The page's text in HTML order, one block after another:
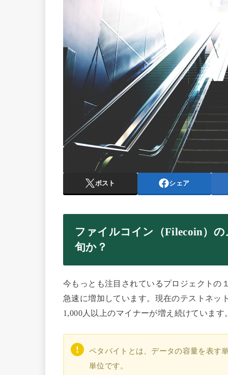
ポスト シェア
ファイルコイン（Filecoin）
旬か？
今もっとも注目されているプロジェクトの
急速に増加しています。現在のテストネッ
1,000人以上のマイナーが増え続けています
ペタバイトとは、データの容量を表す
単位です。